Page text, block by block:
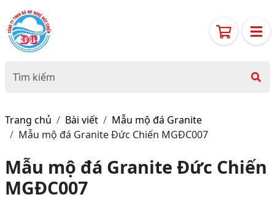
Trang chủ Bài viết
Mẫu mộ đá Granite
Mẫu mộ đá Granite Đức Chiến MGĐC007
Mẫu mộ đá Granite Đức Chiến
MGĐC007